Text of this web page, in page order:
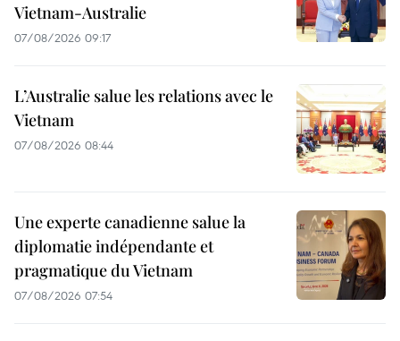
Vietnam-Australie
07/08/2026 09:17
L’Australie salue les relations avec le
Vietnam
07/08/2026 08:44
Une experte canadienne salue la
diplomatie indépendante et
pragmatique du Vietnam
07/08/2026 07:54